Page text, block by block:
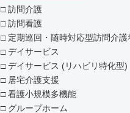
訪問介護
訪問看護
定期巡回・随時対応型訪問介護
デイサービス
デイサービス (リハビリ特化型)
居宅介護支援
看護小規模多機能
グループホーム